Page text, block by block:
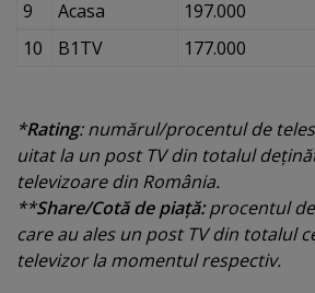
9 Acasa 197.000
10
B1TV 177.000
*Rating: numărul/procentul de
uitat la un post TV din totalul
televizoare din România.
**Share/Cotă de piaţă:procentul
care au ales un post TV din totalul
televizor la momentul respectiv.